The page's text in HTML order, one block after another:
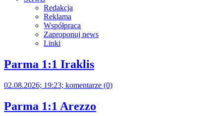
Redakcja
Reklama
Współpraca
Zaproponuj news
Linki
Parma 1:1 Iraklis
02.08.2026; 19:23; komentarze (0)
Parma 1:1 Arezzo